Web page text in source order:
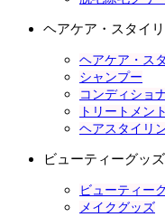
ヘアケア・スタイ
ヘアケア・ス
シャンプー
コンディショ
トリートメン
ヘアスタイリ
ビューティーグッズ
ビューティー
メイクグッズ